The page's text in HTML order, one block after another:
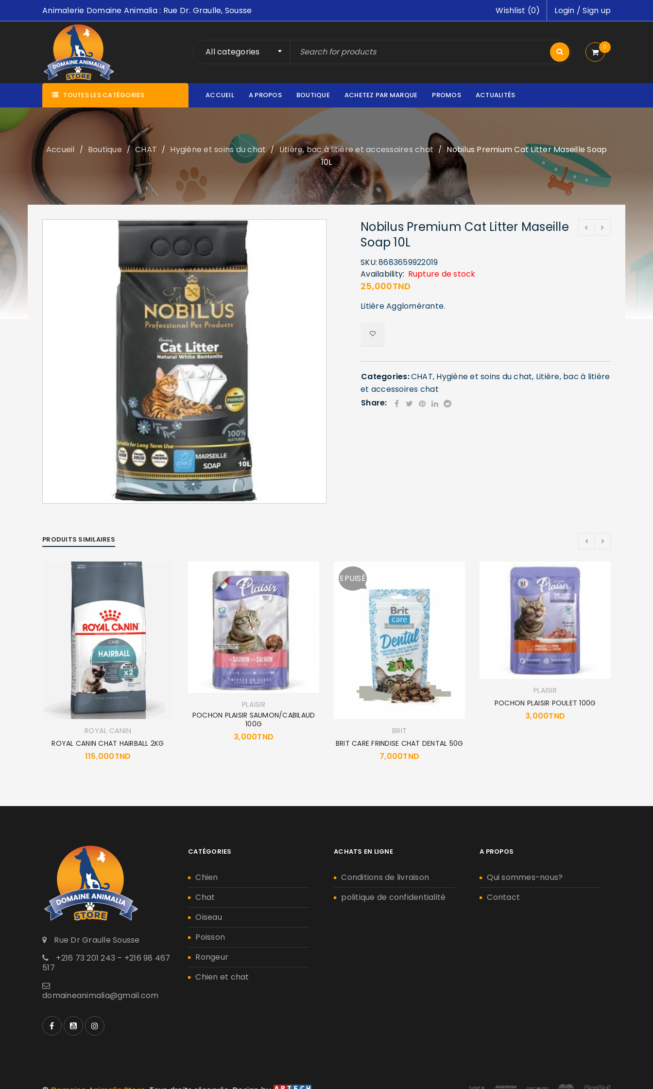
SE CONNECTER
Se souvenir de moi
SE CONNECTER
MOT DE PASSE PERDU ?
Animalerie Domaine Animalia : Rue Dr. Graulle, Sousse Login /Sign up
Wishlist (0)
All categories 0
TOUTES LES CATÉGORIES ACCUEIL A PROPOS BOUTIQUE ACHETEZ PAR MARQUE PROMOS ACTUALITÉS
Accueil / Boutique / CHAT / Hygiène et soins du chat / Litière, bac à litière et accessoires chat / Nobilus Premium Cat Litter Maseille Soap
10L
Nobilus Premium Cat Litter Maseille
Soap 10L
SKU:8683659922019
Availability: Rupture de stock
25,000TND
Litière Agglomérante.
Categories:CHAT, Hygiène et soins du chat, Litière, bac à litière
et accessoires chat
Share:
PRODUITS SIMILAIRES
ROYAL CANIN
ROYAL CANIN CHAT HAIRBALL 2KG
115,000TND
PLAISIR
POCHON PLAISIR SAUMON/CABILAUD
100G
3,000TND
EPUISÉ
BRIT
BRIT CARE FRINDISE CHAT DENTAL 50G
7,000TND
PLAISIR
POCHON PLAISIR POULET 100G
3,000TND
Rue Dr Graulle Sousse
+216 73 201 243 – +216 98 467
517
domaineanimalia@gmail.com
CATÉGORIES
Chien
Chat
Oiseau
Poisson
Rongeur
Chien et chat
ACHATS EN LIGNE
Conditions de livraison
politique de confidentialité
A PROPOS
Qui sommes-nous?
Contact